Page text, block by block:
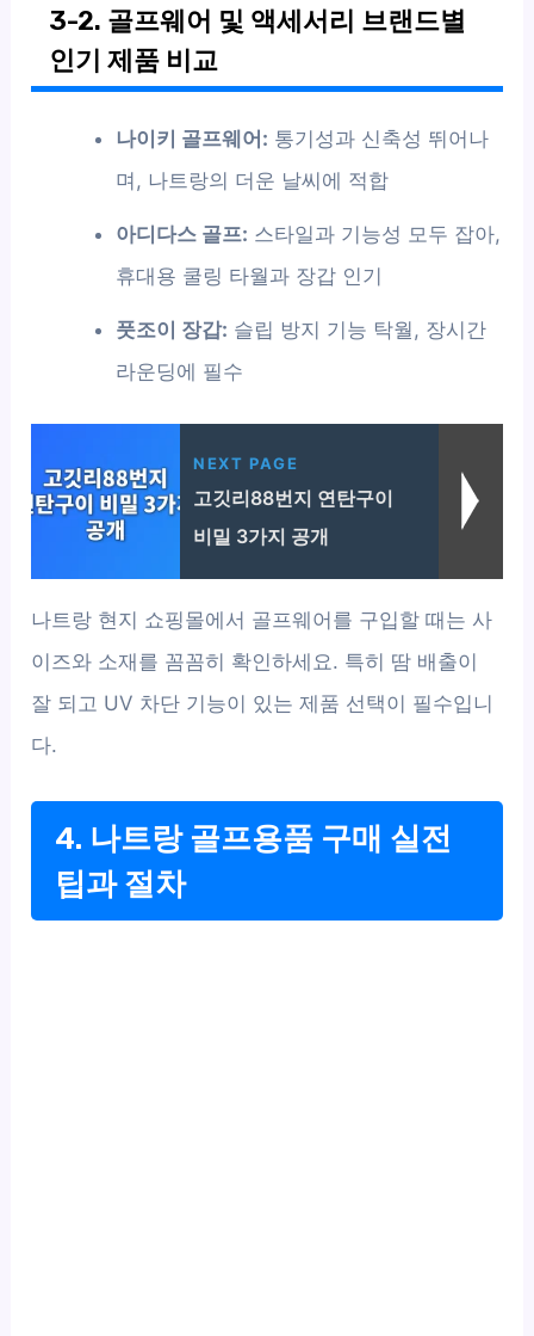
3-2. 골프웨어 및 액세서리 브랜드별
인기 제품 비교
나이키 골프웨어: 통기성과 신축성 뛰어나
며, 나트랑의 더운 날씨에 적합
아디다스 골프: 스타일과 기능성 모두 잡아,
휴대용 쿨링 타월과 장갑 인기
풋조이 장갑: 슬립 방지 기능 탁월, 장시간
라운딩에 필수
NEXT PAGE
고깃리88번지 연탄구이
비밀 3가지 공개
나트랑 현지 쇼핑몰에서 골프웨어를 구입할 때는 사
이즈와 소재를 꼼꼼히 확인하세요. 특히 땀 배출이
잘 되고 UV 차단 기능이 있는 제품 선택이 필수입니
다.
4. 나트랑 골프용품 구매 실전
팁과 절차